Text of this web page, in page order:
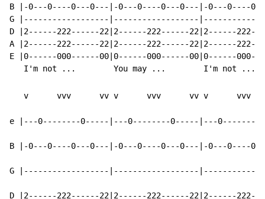
B |-0---0----0---0---|-0---0----0---0---|-0---0----
G |------------------|------------------
D |2------222------22|2------222------22|2------
A |2------222------22|2------222------22|2------
E |0------000------00|0------000------00|0------
v      vvv      vv v      vvv      vv v
e |---0--------0-----|---0--------0-----|---0--------
B |-0---0----0---0---|-0---0----0---0---|-0---0----
G |------------------|------------------
D |2------222------22|2------222------22|2------